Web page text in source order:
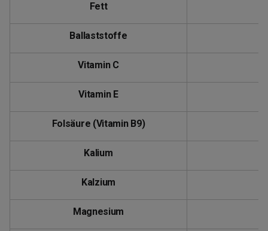
Fett
Ballaststoffe
Vitamin C
Vitamin E
Folsäure (Vitamin B9)
Kalium
Kalzium
Magnesium